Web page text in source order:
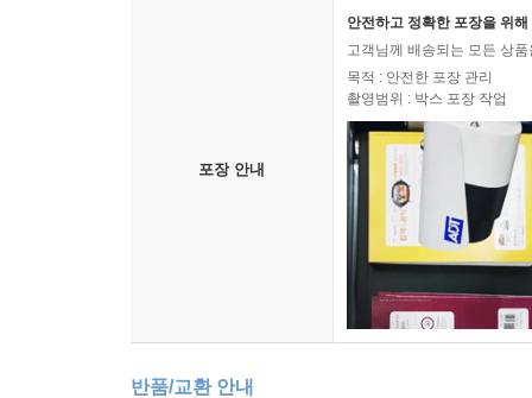
포장 안내
안전하고 정확한 포장을 위
고객님께 배송되는 모든 상
목적 : 안전한 포장 관리
촬영범위 : 박스 포장 작업
반품/교환 안내